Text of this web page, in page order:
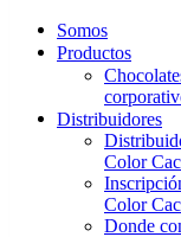
Somos
Productos
Distribuidores
Color
Color
Donde